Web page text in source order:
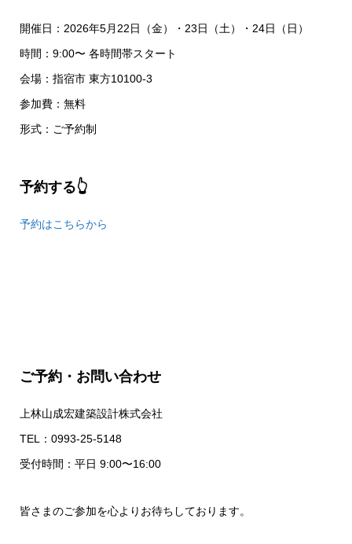
開催日：2026年5月22日（金）・23日（土）・24日（日）
時間：9:00〜 各時間帯スタート
会場：指宿市 東方10100-3
参加費：無料
形式：ご予約制
予約する👆
予約はこちらから
ご予約・お問い合わせ
上林山成宏建築設計株式会社
TEL：0993-25-5148
受付時間：平日 9:00〜16:00
皆さまのご参加を心よりお待ちしております。